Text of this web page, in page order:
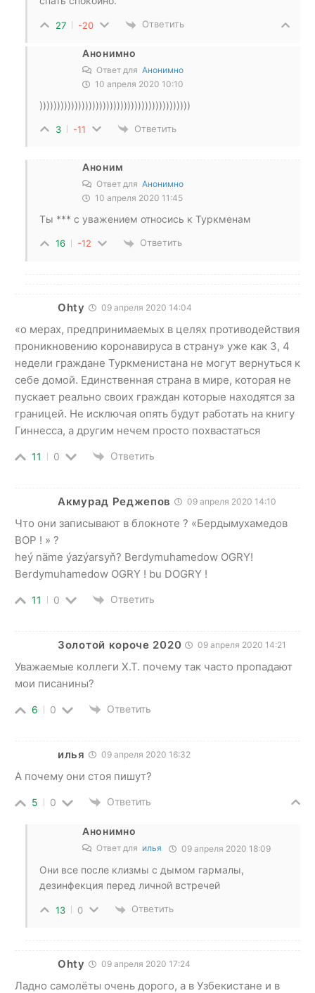
27 -20 Ответить
Анонимно
Ответ для Анонимно
10 апреля 2020 10:10
)))))))))))))))))))))))))))))))))))))))))))
3 -11 Ответить
Аноним
Ответ для Анонимно
10 апреля 2020 11:45
Ты *** с уважением относись к Туркменам
16 -12 Ответить
Ohty 09 апреля 2020 14:04
«о мерах, предпринимаемых в целях противодействия
проникновению коронавируса в страну» уже как 3, 4
недели граждане Туркменистана не могут вернуться к
себе домой. Единственная страна в мире, которая не
пускает реально своих граждан которые находятся за
границей. Не исключая опять будут работать на книгу
Гиннесса, а другим нечем просто похвастаться
11 0 Ответить
Акмурад Реджепов 09 апреля 2020 14:10
Что они записывают в блокноте ? «Бердымухамедов
ВОР ! » ?
heý näme ýazýarsyň? Berdymuhamedow OGRY!
Berdymuhamedow OGRY ! bu DOGRY !
11 0 Ответить
Золотой короче 2020 09 апреля 2020 14:21
Уважаемые коллеги Х.Т. почему так часто пропадают
мои писанины?
6 0 Ответить
илья 09 апреля 2020 16:32
А почему они стоя пишут?
5 0 Ответить
Анонимно
Ответ для илья 09 апреля 2020 18:09
Они все после клизмы с дымом гармалы,
дезинфекция перед личной встречей
13 0 Ответить
Ohty 09 апреля 2020 17:24
Ладно самолёты очень дорого, а в Узбекистане и в